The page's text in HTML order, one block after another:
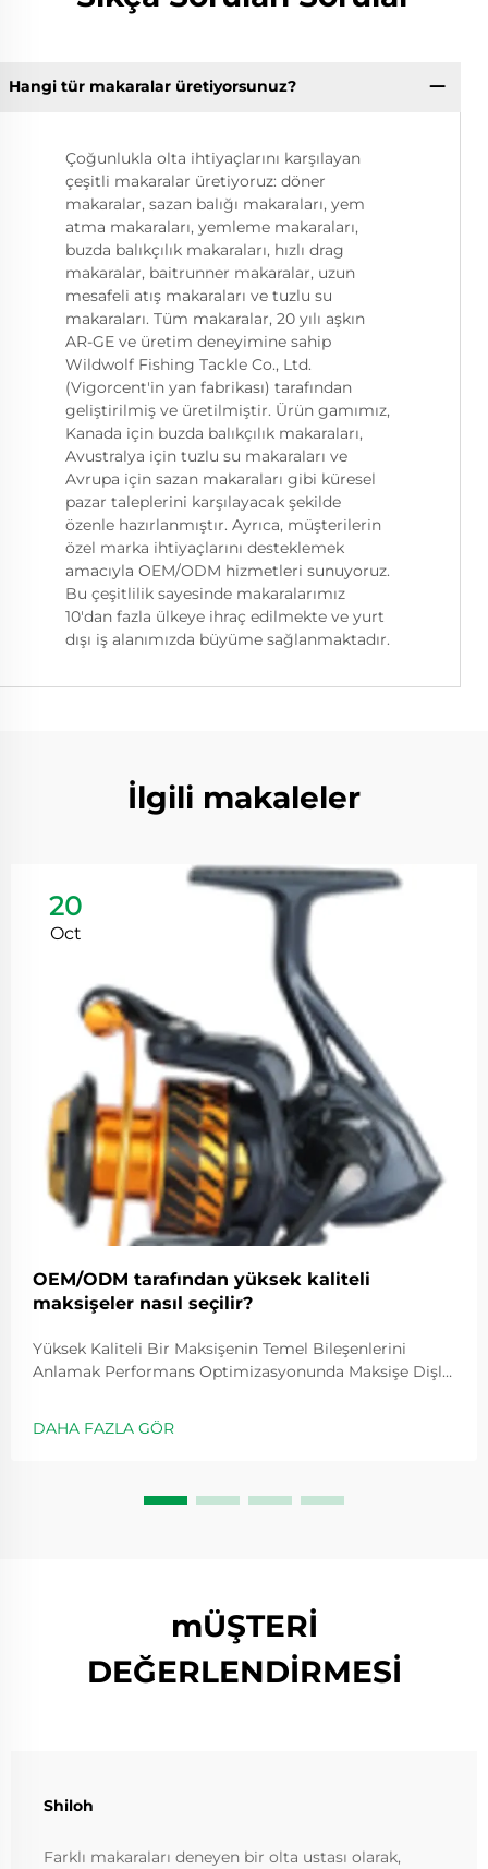
Hangi tür makaralar üretiyorsunuz?
Çoğunlukla olta ihtiyaçlarını karşılayan
çeşitli makaralar üretiyoruz: döner
makaralar, sazan balığı makaraları, yem
atma makaraları, yemleme makaraları,
buzda balıkçılık makaraları, hızlı drag
makaralar, baitrunner makaralar, uzun
mesafeli atış makaraları ve tuzlu su
makaraları. Tüm makaralar, 20 yılı aşkın
AR-GE ve üretim deneyimine sahip
Wildwolf Fishing Tackle Co., Ltd.
(Vigorcent'in yan fabrikası) tarafından
geliştirilmiş ve üretilmiştir. Ürün gamımız,
Kanada için buzda balıkçılık makaraları,
Avustralya için tuzlu su makaraları ve
Avrupa için sazan makaraları gibi küresel
pazar taleplerini karşılayacak şekilde
özenle hazırlanmıştır. Ayrıca, müşterilerin
özel marka ihtiyaçlarını desteklemek
amacıyla OEM/ODM hizmetleri sunuyoruz.
Bu çeşitlilik sayesinde makaralarımız
10'dan fazla ülkeye ihraç edilmekte ve yurt
dışı iş alanımızda büyüme sağlanmaktadır.
İlgili makaleler
20
Oct
OEM/ODM tarafından yüksek kaliteli
maksişeler nasıl seçilir?
Yüksek Kaliteli Bir Maksişenin Temel Bileşenlerini
Anlamak Performans Optimizasyonunda Maksişe Dişli
döneceğini belirler ve genellikle 5.2:1 gibi değerlerle
ifade edilir; bu değer, kolu bir kez çevirdiğimizde
DAHA FAZLA GÖR
mÜŞTERİ
DEĞERLENDİRMESİ
Shiloh
Farklı makaraları deneyen bir olta ustası olarak,